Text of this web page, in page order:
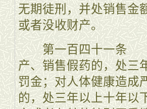
无期徒刑，并处销售金
或者没收财产。
第一百四十一条 【
产、销售假药的，处三
罚金；对人体健康造成
的，处三年以上十年以